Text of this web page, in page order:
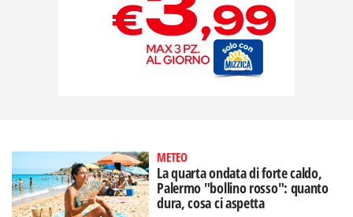
METEO
La quarta ondata di forte caldo,
Palermo "bollino rosso": quanto
dura, cosa ci aspetta